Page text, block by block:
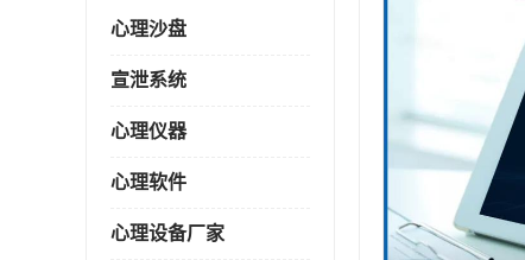
心理沙盘
宣泄系统
心理仪器
心理软件
心理设备厂家